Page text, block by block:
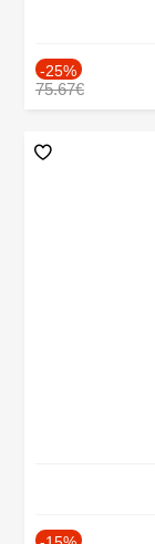
-25%
75.67€